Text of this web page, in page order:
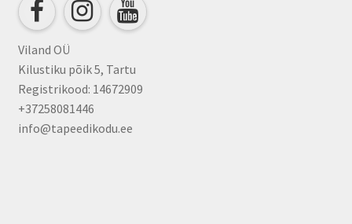
Viland OÜ
Kilustiku põik 5, Tartu
Registrikood: 14672909
+37258081446
info@tapeedikodu.ee